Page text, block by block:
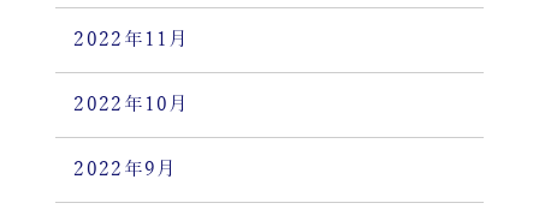
2022年11月
2022年10月
2022年9月